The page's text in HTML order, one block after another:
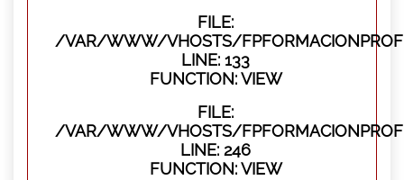
FILE:
/VAR/WWW/VHOSTS/
LINE: 133
FUNCTION: VIEW
FILE:
/VAR/WWW/VHOSTS/
LINE: 246
FUNCTION: VIEW